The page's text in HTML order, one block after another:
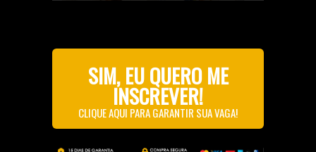
SIM, EU QUERO ME
INSCREVER!
CLIQUE AQUI PARA GARANTIR SUA VAGA!